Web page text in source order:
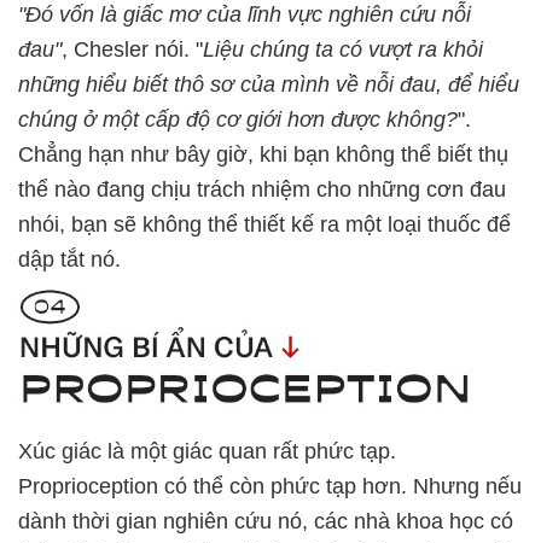
"Đó vốn là giấc mơ của lĩnh vực nghiên cứu nỗi
đau", Chesler nói. "Liệu chúng ta có vượt ra khỏi
những hiểu biết thô sơ của mình về nỗi đau, để hiểu
chúng ở một cấp độ cơ giới hơn được không?".
Chẳng hạn như bây giờ, khi bạn không thể biết thụ
thể nào đang chịu trách nhiệm cho những cơn đau
nhói, bạn sẽ không thể thiết kế ra một loại thuốc để
dập tắt nó.
Xúc giác là một giác quan rất phức tạp.
Proprioception có thể còn phức tạp hơn. Nhưng nếu
dành thời gian nghiên cứu nó, các nhà khoa học có